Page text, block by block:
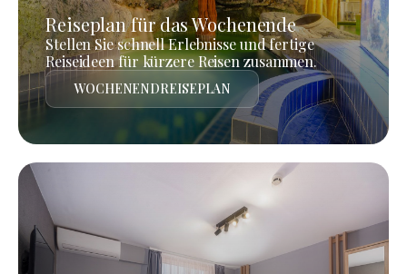
Reiseplan für das Wochenende
Stellen Sie schnell Erlebnisse und fertige
Reiseideen für kürzere Reisen zusammen.
WOCHENENDREISEPLAN